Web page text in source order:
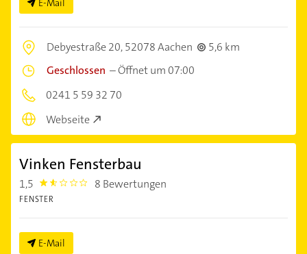
Debyestraße 20,52078 Aachen
5,6 km
Geschlossen –Öffnet um 07:00
0241 5 59 32 70
Webseite
Vinken Fensterbau
1,5 1.5 8 Bewertungen
FENSTER
E-Mail